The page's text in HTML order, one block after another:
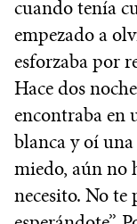
cuando tenía
empezado a
esforzaba por
Hace dos
encontraba en
blanca y oí una
miedo, aún no
necesito. No te